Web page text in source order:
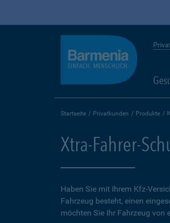
Startseite Privatkunden Produkte
Xtra-Fahrer-
Haben Sie mit Ihrem Kfz-
Fahrzeug besteht, einen
möchten Sie Ihr Fahrzeug von